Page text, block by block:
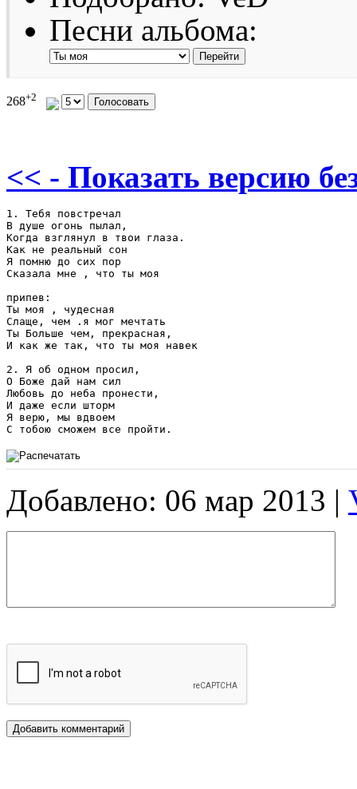
Песни альбома:
268+2
<< - Показать версию
1. Тебя повстречал
В душе огонь пылал,
Когда взглянул в твои глаза.
Как не реальный сон
Я помню до сих пор
Сказала мне , что ты моя
припев:
Ты моя , чудесная
Слаще, чем .я мог мечтать
Ты Больше чем, прекрасная,
И как же так, что ты моя навек
2. Я об одном просил,
О Боже дай нам сил
Любовь до неба пронести,
И даже если шторм
Я верю, мы вдвоем
С тобою сможем все пройти.
Добавлено: 06 мар 2013 |